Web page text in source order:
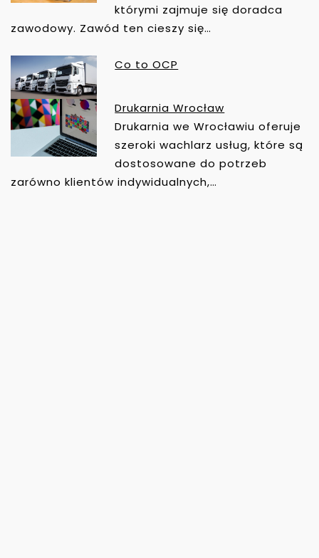
którymi zajmuje się doradca
zawodowy. Zawód ten cieszy się…
Co to OCP
Drukarnia Wrocław
Drukarnia we Wrocławiu oferuje
szeroki wachlarz usług, które są
dostosowane do potrzeb
zarówno klientów indywidualnych,…